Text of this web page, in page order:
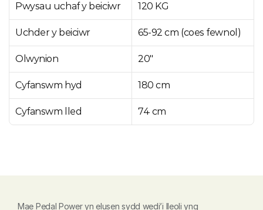
Pwysau uchaf y beiciwr
120 KG
Uchder y beiciwr 65-92 cm (coes fewnol)
Olwynion 20"
Cyfanswm hyd 180 cm
Cyfanswm lled 74 cm
Mae Pedal Power yn elusen sydd wedi’i lleoli yng